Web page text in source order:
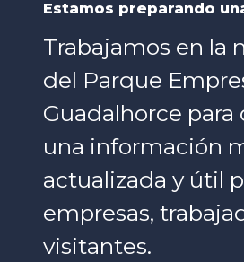
Estamos preparando
Trabajamos en la
del Parque
Guadalhorce para
una información
actualizada y útil
empresas,
visitantes.